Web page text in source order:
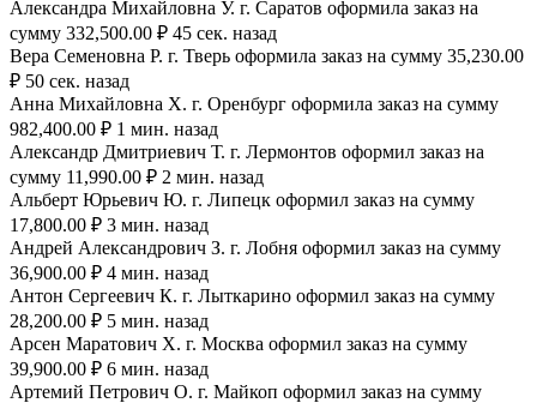
Александра Михайловна У. г. Саратов оформила заказ на
сумму 332,500.00 ₽ 45 сек. назад
Вера Семеновна Р. г. Тверь оформила заказ на сумму 35,230.00
₽ 50 сек. назад
Анна Михайловна Х. г. Оренбург оформила заказ на сумму
982,400.00 ₽ 1 мин. назад
Александр Дмитриевич Т. г. Лермонтов оформил заказ на
сумму 11,990.00 ₽ 2 мин. назад
Альберт Юрьевич Ю. г. Липецк оформил заказ на сумму
17,800.00 ₽ 3 мин. назад
Андрей Александрович З. г. Лобня оформил заказ на сумму
36,900.00 ₽ 4 мин. назад
Антон Сергеевич К. г. Лыткарино оформил заказ на сумму
28,200.00 ₽ 5 мин. назад
Арсен Маратович Х. г. Москва оформил заказ на сумму
39,900.00 ₽ 6 мин. назад
Артемий Петрович О. г. Майкоп оформил заказ на сумму